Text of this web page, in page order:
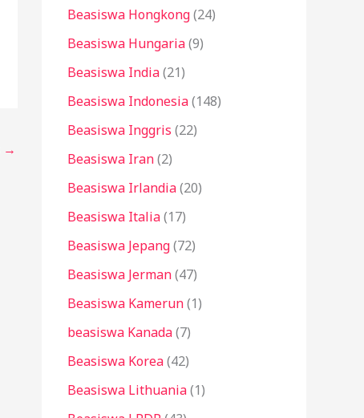
→
Beasiswa Hongkong(24)
Beasiswa Hungaria(9)
Beasiswa India(21)
Beasiswa Indonesia(148)
Beasiswa Inggris (22)
Beasiswa Iran(2)
Beasiswa Irlandia(20)
Beasiswa Italia(17)
Beasiswa Jepang(72)
Beasiswa Jerman(47)
Beasiswa Kamerun(1)
beasiswa Kanada(7)
Beasiswa Korea(42)
Beasiswa Lithuania(1)